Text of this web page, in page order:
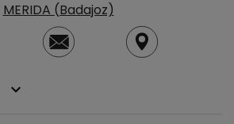
MERIDA (Badajoz)
keyboard_arrow_down